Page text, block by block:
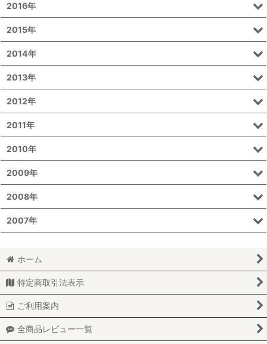
2016年
2015年
2014年
2013年
2012年
2011年
2010年
2009年
2008年
2007年
ホーム
特定商取引法表示
ご利用案内
全商品レビュー一覧